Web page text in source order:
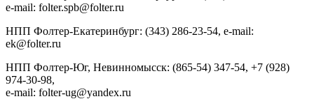
e-mail: folter.spb@folter.ru
НПП Фолтер-Екатеринбург: (343) 286-23-54, e-mail:
ek@folter.ru
НПП Фолтер-Юг, Невинномысск: (865-54) 347-54, +7 (928)
974-30-98,
e-mail: folter-ug@yandex.ru